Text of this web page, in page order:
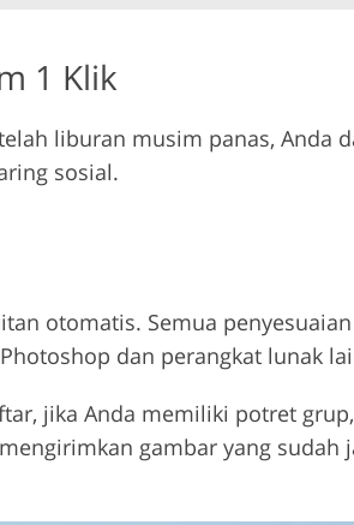
1 Klik
liburan musim panas, Anda
sosial.
otomatis. Semua penyesuaian
dan perangkat lunak
jika Anda memiliki potret grup,
gambar yang sudah